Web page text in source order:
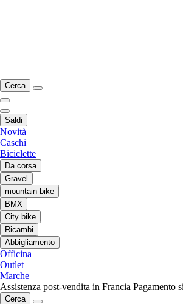
Cerca
Saldi
Novità
Caschi
Biciclette
Da corsa
Gravel
mountain bike
BMX
City bike
Ricambi
Abbigliamento
Officina
Outlet
Marche
Assistenza post-vendita in Francia Pagamento
Cerca